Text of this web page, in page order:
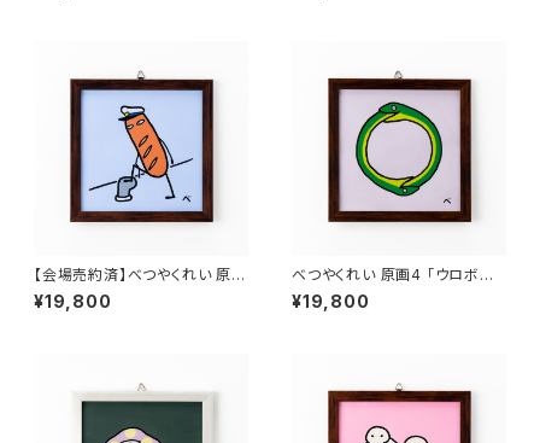
【会場売約済】べつやくれい 原画
3 「かっこいいウインナー2」
¥19,800
べつやくれい 原画4 「ウロボロ
ス」
¥19,800